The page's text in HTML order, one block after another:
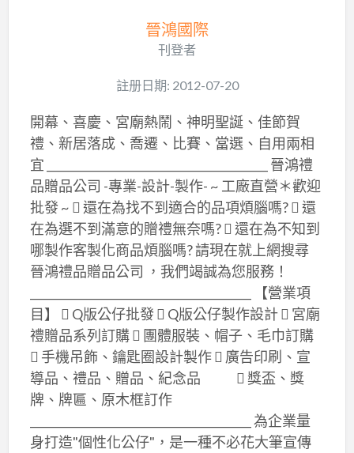
晉鴻國際
刊登者
註册日期: 2012-07-20
開幕、喜慶、宮廟熱鬧、神明聖誕、佳節賀
禮、新居落成、喬遷、比賽、當選、自用兩相
宜 ________________________________________ 晉鴻禮
品贈品公司 -專業-設計-製作- ~ 工廠直營＊歡迎
批發 ~  還在為找不到適合的品項煩腦嗎?  還
在為選不到滿意的贈禮無奈嗎?  還在為不知到
哪製作客製化商品煩腦嗎? 請現在就上網搜尋
晉鴻禮品贈品公司 ，我們竭誠為您服務！
________________________________________ 【營業項
目】  Q版公仔批發  Q版公仔製作設計  宮廟
禮贈品系列訂購  團體服裝、帽子、毛巾訂購
 手機吊飾、鑰匙圈設計製作  廣告印刷、宣
導品、禮品、贈品、紀念品  獎盃、獎
牌、牌匾、原木框訂作
________________________________________ 為企業量
身打造"個性化公仔"，是一種不必花大筆宣傳